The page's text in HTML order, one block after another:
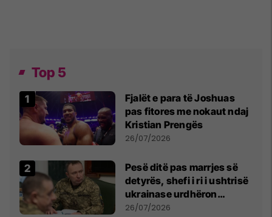
Top 5
Fjalët e para të Joshuas
pas fitores me nokaut ndaj
Kristian Prengës
26/07/2026
Pesë ditë pas marrjes së
detyrës, shefi i ri i ushtrisë
ukrainase urdhëron
kontroll të madh
26/07/2026